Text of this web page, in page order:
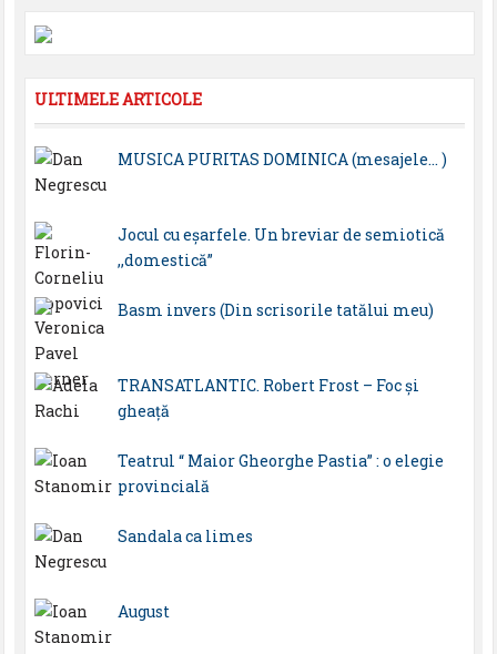
ULTIMELE ARTICOLE
MUSICA PURITAS DOMINICA (mesajele… )
Jocul cu eșarfele. Un breviar de semiotică
,,domestică”
Basm invers (Din scrisorile tatălui meu)
TRANSATLANTIC. Robert Frost – Foc și
gheață
Teatrul “ Maior Gheorghe Pastia” : o elegie
provincială
Sandala ca limes
August